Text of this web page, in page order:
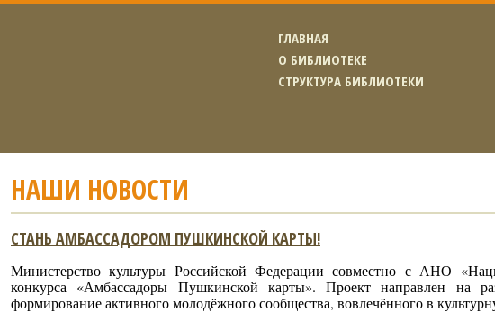
ГЛАВНАЯ
О БИБЛИОТЕКЕ
СТРУКТУРА БИБЛИОТЕКИ
НАШИ НОВОСТИ
СТАНЬ АМБАССАДОРОМ ПУШКИНСКОЙ КАРТЫ!
Министерство культуры Российской Федерации совместно с АНО
конкурса «Амбассадоры Пушкинской карты». Проект направлен на
формирование активного молодёжного сообщества, вовлечённого в